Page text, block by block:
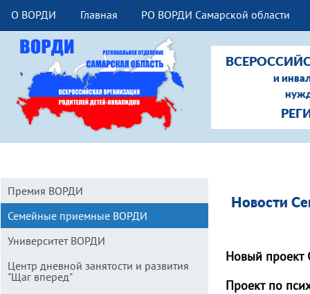
О ВОРДИ Главная РО ВОРДИ Самарской области
и
Премия ВОРДИ
Семейные приемные ВОРДИ
Университет ВОРДИ
Центр дневной занятости и развития
"Щаг вперед"
Новости
Новый
Проект по